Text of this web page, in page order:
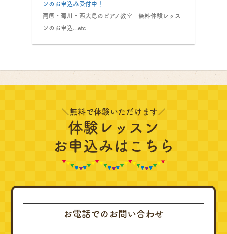
ンのお申込み受付中！
両国・菊川・西大島のピアノ教室 無料体験レッス
ンのお申込...etc
＼無料で体験いただけます／
体験レッスン
お申込みはこちら
お電話でのお問い合わせ